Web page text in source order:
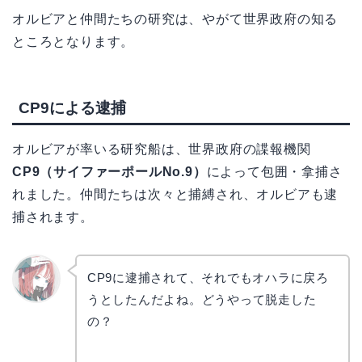
オルビアと仲間たちの研究は、やがて世界政府の知る
ところとなります。
CP9による逮捕
オルビアが率いる研究船は、世界政府の諜報機関
CP9（サイファーポールNo.9） によって包囲・拿捕さ
れました。仲間たちは次々と捕縛され、オルビアも逮
捕されます。
CP9に逮捕されて、それでもオハラに戻ろ
うとしたんだよね。どうやって脱走した
の？